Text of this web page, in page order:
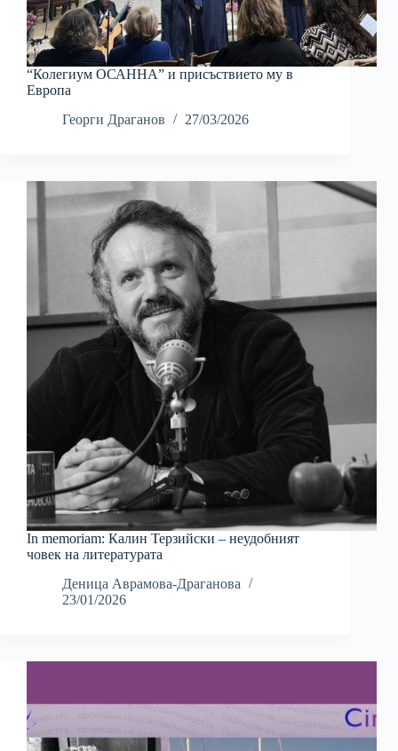
“Колегиум ОСАННА” и присъствието му в
Европа
Георги Драганов
27/03/2026
In memoriam: Калин Терзийски – неудобният
човек на литературата
Деница Аврамова-Драганова
23/01/2026